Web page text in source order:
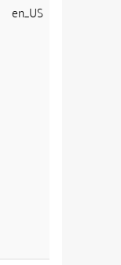
en_US